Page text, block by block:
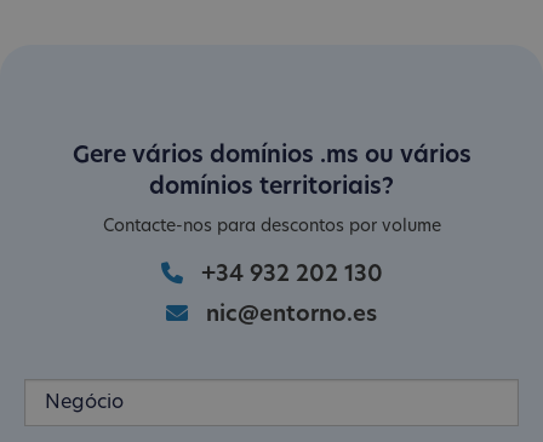
Gere vários domínios .ms ou vários
domínios territoriais?
Contacte-nos para descontos por volume
+34 932 202 130
nic@entorno.es